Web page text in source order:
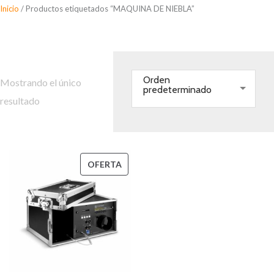
Saltar
Inicio / Productos etiquetados “MAQUINA DE NIEBLA”
Mostrando el único
resultado
Orden
predeterminado
OFERTAPRODUCTO